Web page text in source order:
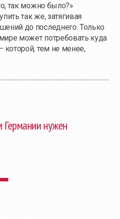
так можно было?»
так же, затягивая
до последнего. Только
может потребовать куда
которой, тем не менее,
нужен